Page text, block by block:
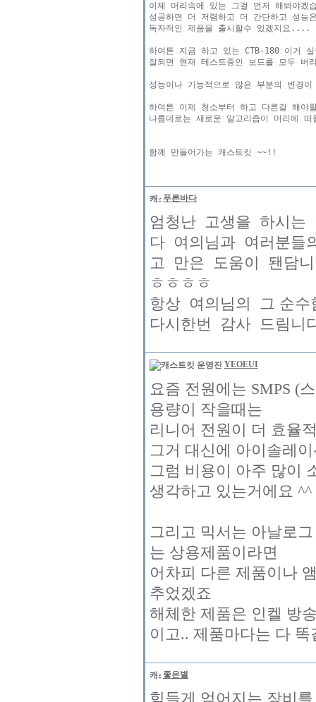
이제 머리속에 있는 그걸 먼저 해봐야겠
성공하면 더 저렴하고 더 간단하고 성
독자적인 제품을 출시할수 있겠지요....
하여튼 지금 하고 있는 CTB-180 이거
잘되면 현재 테스트중인 보드를 모두 버
성능이나 기능적으로 많은 부분의 변경
하여튼 이제 청소부터 하고 다른걸 해야
나름데로는 새로운 알고리즘이 머리에
푸른바다
엄청난 고생을 하시는
다 여의님과 여러분
고 만은 도움이 됀담
ㅎㅎㅎㅎ
항상 여의님의 그 순
다시한번 감사 드림
YEOEUI
요즘 전원에는 SMPS (
용량이 작을때는
리니어 전원이 더 효율
그거 대신에 아이솔레
그럼 비용이 아주 많이
생각하고 있는거에요 ^^
그리고 믹서는 아날로
는 상용제품이라면
어차피 다른 제품이나
추었겠죠
해체한 제품은 인켈 방
이고.. 제품마다는 다 똑
좋은별
힘들게 얻어지는 장비